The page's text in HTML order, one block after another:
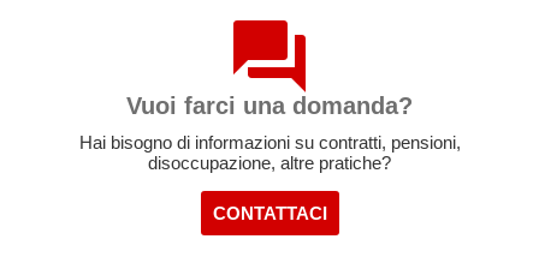
Vuoi farci una domanda?
Hai bisogno di informazioni su contratti, pensioni,
disoccupazione, altre pratiche?
CONTATTACI